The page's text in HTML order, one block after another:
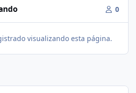
0
visualizando esta página.